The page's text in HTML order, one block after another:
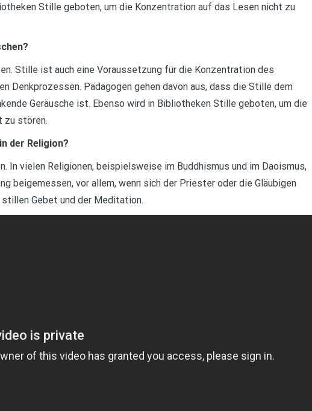
Stille geboten, um die Konzentration auf das Lesen nicht zu
Stille ist auch eine Voraussetzung für die Konzentration des
Denkprozessen. Pädagogen gehen davon aus, dass die Stille dem
Geräusche ist. Ebenso wird in Bibliotheken Stille geboten, um die
zu stören.
der Religion?
In vielen Religionen, beispielsweise im Buddhismus und im Daoismus,
beigemessen, vor allem, wenn sich der Priester oder die Gläubigen
Gebet und der Meditation.